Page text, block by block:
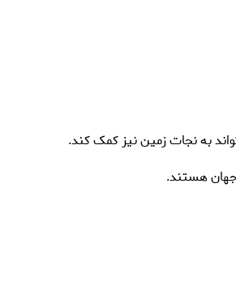
به نجات زمین نیز کمک کند.
جهان هستند.